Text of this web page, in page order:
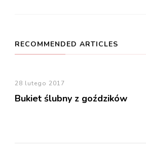
RECOMMENDED ARTICLES
28 lutego 2017
Bukiet ślubny z goździków